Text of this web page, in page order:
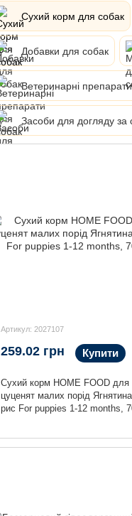
Сухий корм для собак
Добавки для собак
Ветеринарні
Засоби для догляду за
Артикул: 2027107
Сухий корм HOME FOOD для
цуценят малих порід
рис For puppies 1-12 months,
259.02 грн Купити